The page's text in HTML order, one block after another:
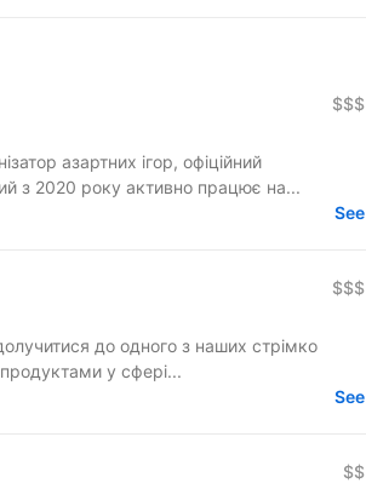
$$$
азартних ігор, офіційний
з 2020 року активно працює на...
See
$$$
до одного з наших стрімко
у сфері...
See
$$